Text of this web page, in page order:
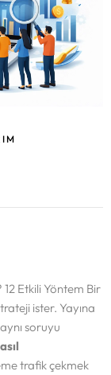
Etkili Yöntem Bir
ister. Yayına
soruyu
trafik çekmek